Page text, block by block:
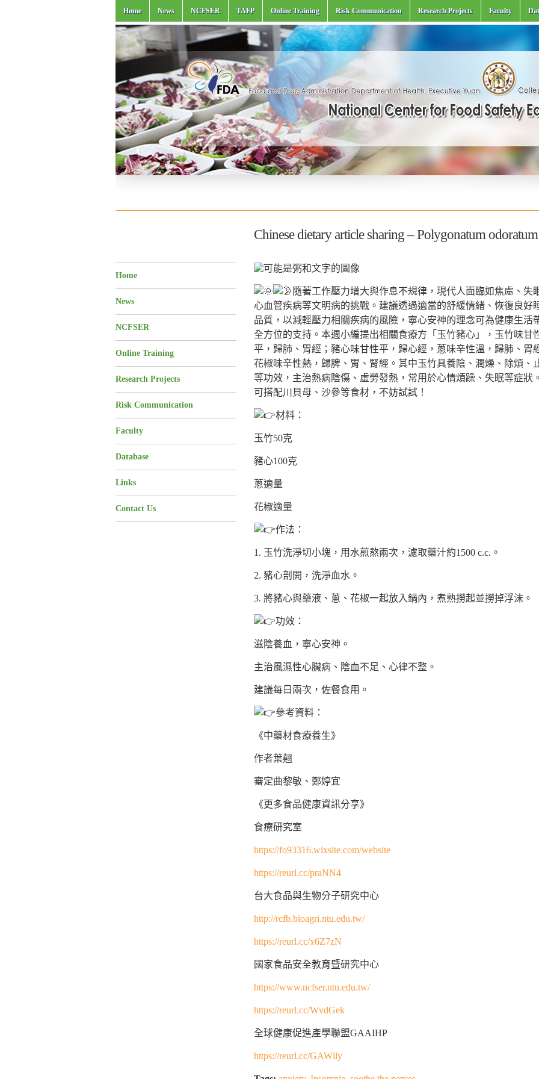
Home News NCFSER TAFP Online Training Risk Communication Research Projects Faculty
Chinese dietary article sharing – Polygonatum
Home
News
NCFSER
Online Training
Research Projects
Risk Communication
Faculty
Database
Links
Contact Us
隨著工作壓力增大與作息不規律，現代人面臨如焦慮、失
心血管疾病等文明病的挑戰。建議透過適當的舒緩情緒、恢復良好
品質，以減輕壓力相關疾病的風險，寧心安神的理念可為健康生活
全方位的支持。本週小編提出相關食療方「玉竹豬心」，玉竹味甘
平，歸肺、胃經；豬心味甘性平，歸心經，蔥味辛性溫，歸肺、胃
花椒味辛性熱，歸脾、胃、腎經。其中玉竹具養陰、潤燥、除煩、
等功效，主治熱病陰傷、虛勞發熱，常用於心情煩躁、失眠等症狀
可搭配川貝母、沙參等食材，不妨試試！
材料：
玉竹50克
豬心100克
蔥適量
花椒適量
作法：
1. 玉竹洗淨切小塊，用水煎熬兩次，濾取藥汁約1500 c.c.。
2. 豬心剖開，洗淨血水。
3. 將豬心與藥液、蔥、花椒一起放入鍋內，煮熟撈起並撈掉浮沫。
功效：
滋陰養血，寧心安神。
主治風濕性心臟病、陰血不足、心律不整。
建議每日兩次，佐餐食用。
參考資料：
《中藥材食療養生》
作者葉翹
審定曲黎敏、鄭婷宜
《更多食品健康資訊分享》
食療研究室
https://fo93316.wixsite.com/website
https://reurl.cc/praNN4
台大食品與生物分子研究中心
http://rcfb.bioagri.ntu.edu.tw/
https://reurl.cc/x6Z7zN
國家食品安全教育暨研究中心
https://www.ncfser.ntu.edu.tw/
https://reurl.cc/WvdGek
全球健康促進產學聯盟GAAIHP
https://reurl.cc/GAWlly